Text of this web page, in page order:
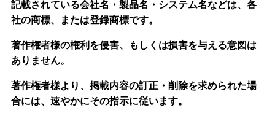
記載されている会社名・製品名・システム名などは、各
社の商標、または登録商標です。
著作権者様の権利を侵害、もしくは損害を与える意図は
ありません。
著作権者様より、掲載内容の訂正・削除を求められた場
合には、速やかにその指示に従います。